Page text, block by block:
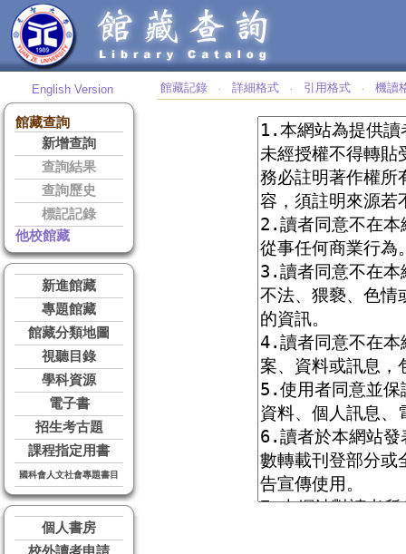
English Version
館藏查詢
新增查詢
查詢結果
查詢歷史
標記記錄
他校館藏
新進館藏
專題館藏
館藏分類地圖
視聽目錄
學科資源
電子書
招生考古題
課程指定用書
國科會人文社會專題書目
個人書房
館藏記錄 ‧ 詳細格式 ‧ 引用格式 ‧ 機讀